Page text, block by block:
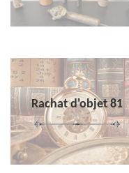
Rachat d'objet 81